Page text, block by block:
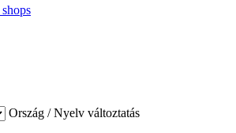
Ország / Nyelv változtatás